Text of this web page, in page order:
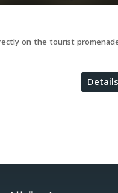
on the tourist
Details